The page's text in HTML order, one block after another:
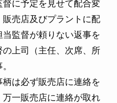
督に予定を見せて配合変
売店及びプラントに配
監督が頼りない返事を
の上司（主任、次席、所
柄は必ず販売店に連絡を
一販売店に連絡が取れ